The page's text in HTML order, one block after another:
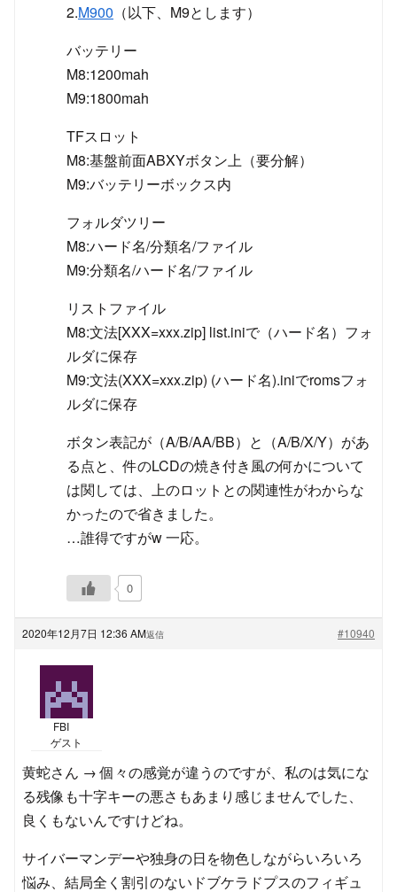
2.M900 （以下、M9とします）
バッテリー
M8:1200mah
M9:1800mah
TFスロット
M8:基盤前面ABXYボタン上（要分解）
M9:バッテリーボックス内
フォルダツリー
M8:ハード名/分類名/ファイル
M9:分類名/ハード名/ファイル
リストファイル
M8:文法[XXX=xxx.zip] list.iniで（ハード名）フォ
ルダに保存
M9:文法(XXX=xxx.zip) (ハード名).iniでromsフォ
ルダに保存
ボタン表記が（A/B/AA/BB）と（A/B/X/Y）があ
る点と、件のLCDの焼き付き風の何かについて
は関しては、上のロットとの関連性がわからな
かったので省きました。
…誰得ですがw 一応。
0
2020年12月7日 12:36 AM #10940
返信
FBI
ゲスト
黄蛇さん → 個々の感覚が違うのですが、私のは気にな
る残像も十字キーの悪さもあまり感じませんでした、
良くもないんですけどね。
サイバーマンデーや独身の日を物色しながらいろいろ
悩み、結局全く割引のないドブケラドプスのフィギュ